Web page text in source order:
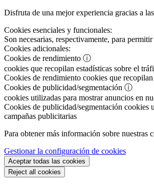
Disfruta de una mejor experiencia gracias a
Cookies esenciales y funcionales:
Son necesarias, respectivamente, para
Cookies adicionales:
Cookies de rendimiento ⓘ
cookies que recopilan estadísticas sobre el
Cookies de rendimiento cookies que
Cookies de publicidad/segmentación ⓘ
cookies utilizadas para mostrar anuncios en
Cookies de publicidad/segmentación cookies
campañas publicitarias
Para obtener más información sobre nuestras
Gestionar la configuración de cookies
Aceptar todas las cookies
Reject all cookies